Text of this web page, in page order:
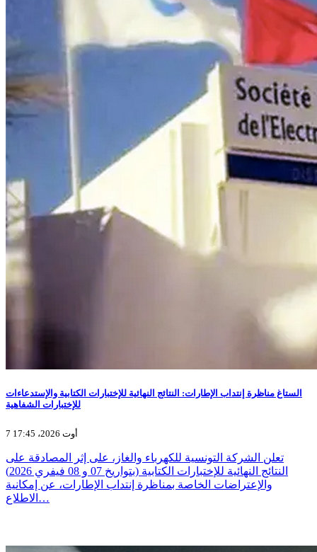
الستاغ مناظرة إنتداب الإطارات: النتائج النهائية للإختبارات الكتابية والإستدعاءات
للإختبارات الشفاهية
7 أوت 2026، 17:45
تعلن الشركة التونسية للكهرباء والغاز، على إثر المصادقة على
النتائج النهائية للإختبارات الكتابية (بتواريخ 07 و 08 فيفري 2026)
والإعتراضات الخاصة بمناظرة إنتداب الإطارات، عن إمكانية
الاطلاع…